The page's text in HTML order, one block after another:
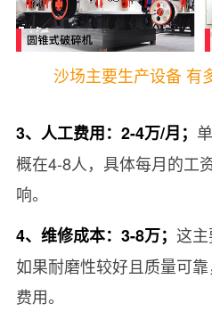
沙场主要生产设备 有
3、人工费用：2-4万/月；
概在4-8人，具体每月的工
响。
4、维修成本：3-8万； 这主
如果耐磨性较好且质量可
费用。